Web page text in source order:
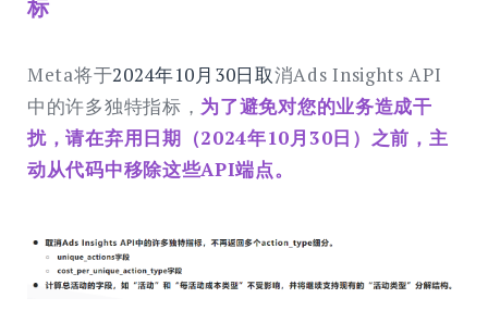
标
Meta将于2024年10月30日取消Ads Insights API
中的许多独特指标， 为了避免对您的业务造成干
扰，请在弃用日期（2024年10月30日）之前，主
动从代码中移除这些API端点。